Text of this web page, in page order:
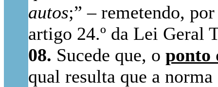
autos;” – remetendo,
artigo 24.º da Lei Geral
08. Sucede que, o ponto
qual resulta que a